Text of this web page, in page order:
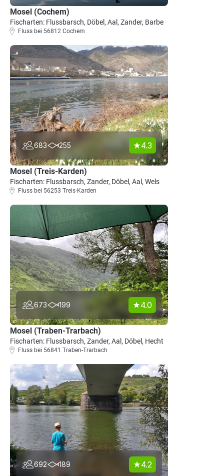
Mosel (Cochem)
Fischarten: Flussbarsch, Döbel, Aal, Zander, Barbe
Fluss bei 56812 Cochem
683 255 4.3
Mosel (Treis-Karden)
Fischarten: Flussbarsch, Zander, Döbel, Aal, Wels
Fluss bei 56253 Treis-Karden
673 199 4.0
Mosel (Traben-Trarbach)
Fischarten: Flussbarsch, Zander, Aal, Döbel, Hecht
Fluss bei 56841 Traben-Trarbach
692 189 4.2